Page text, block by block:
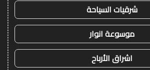
شرقيات السياحة
موسوعة انوار
اشراق الأرباح